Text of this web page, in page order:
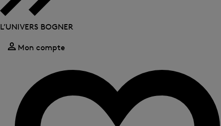
L’UNIVERS BOGNER
Mon compte